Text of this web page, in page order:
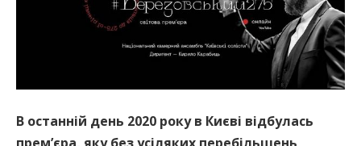
В останній день 2020 року в Києві відбулась
прем’єра, яку без усіляких перебільшень